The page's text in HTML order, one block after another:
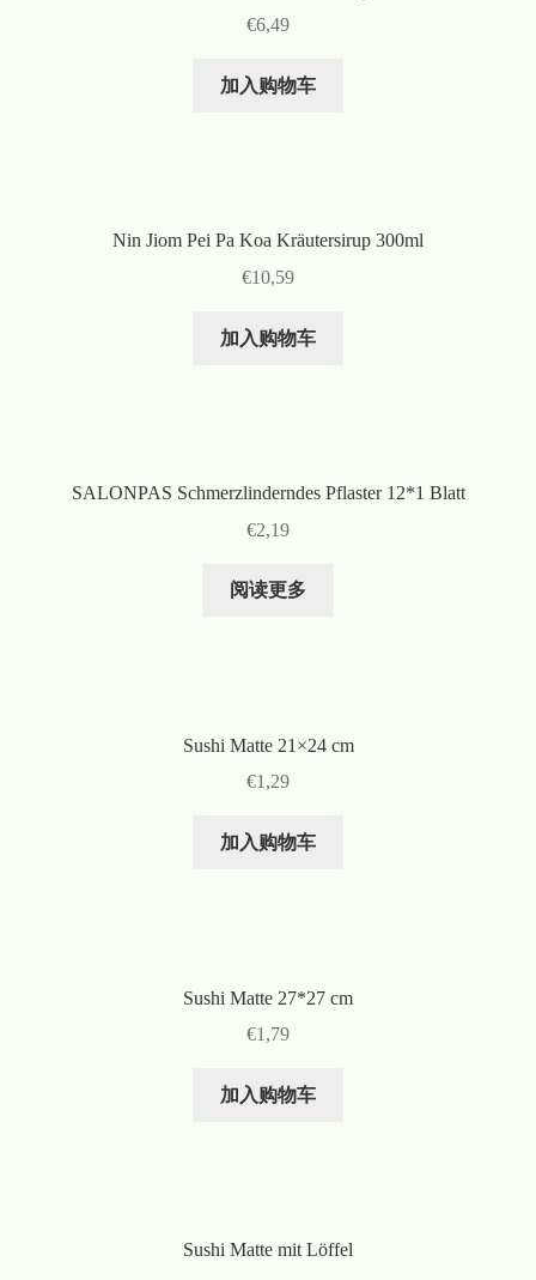
€6,49
加入购物车
Nin Jiom Pei Pa Koa Kräutersirup 300ml
€10,59
加入购物车
SALONPAS Schmerzlinderndes Pflaster 12*1 Blatt
€2,19
阅读更多
Sushi Matte 21×24 cm
€1,29
加入购物车
Sushi Matte 27*27 cm
€1,79
加入购物车
Sushi Matte mit Löffel